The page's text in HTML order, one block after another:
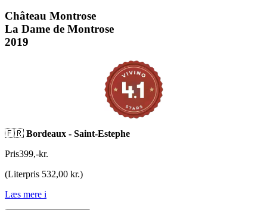
Château Montrose
La Dame de Montrose
2019
🇫🇷 Bordeaux - Saint-Estephe
Pris399,-kr.
(Literpris 532,00 kr.)
Læs mere i